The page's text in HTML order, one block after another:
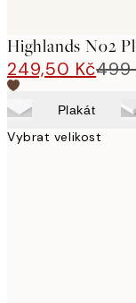
Highlands No2
249,50 Kč499
Plakát
Vybrat velikost